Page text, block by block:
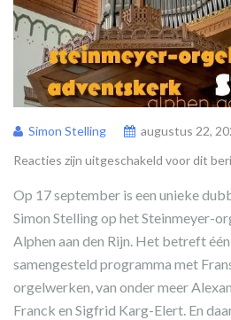
Simon Stelling augustus 22,
Reacties zijn uitgeschakeld voor dit
Op 17 september is een unieke
Simon Stelling op het Steinmeyer-
Alphen aan den Rijn. Het betreft
samengesteld programma met
orgelwerken, van onder meer
Franck en Sigfrid Karg-Elert. En